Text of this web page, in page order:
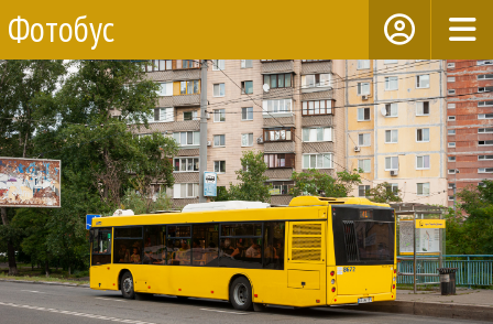
Фотобус